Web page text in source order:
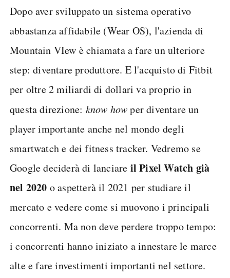
Dopo aver sviluppato un sistema operativo
abbastanza affidabile (Wear OS), l'azienda di
Mountain VIew è chiamata a fare un ulteriore
step: diventare produttore. E l'acquisto di Fitbit
per oltre 2 miliardi di dollari va proprio in
questa direzione: know howper diventare un
player importante anche nel mondo degli
smartwatch e dei fitness tracker. Vedremo se
Google deciderà di lanciare il Pixel Watch già
nel 2020 o aspetterà il 2021 per studiare il
mercato e vedere come si muovono i principali
concorrenti. Ma non deve perdere troppo tempo:
i concorrenti hanno iniziato a innestare le marce
alte e fare investimenti importanti nel settore.